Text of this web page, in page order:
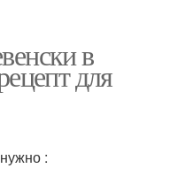
в
для
: